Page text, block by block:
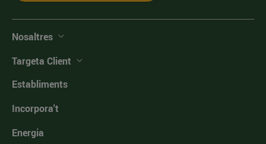
Nosaltres
Targeta Client
Establiments
Incorpora't
Energia